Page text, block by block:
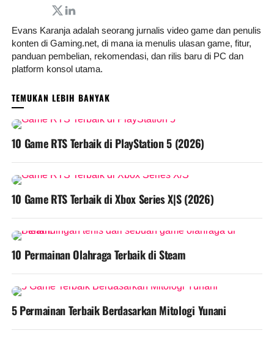
Evans Karanja adalah seorang jurnalis video game dan penulis
konten di Gaming.net, di mana ia menulis ulasan game, fitur,
panduan pembelian, rekomendasi, dan rilis baru di PC dan
platform konsol utama.
10 Game RTS Terbaik di PlayStation 5 (2026)
10 Game RTS Terbaik di Xbox Series X|S (2026)
10 Permainan Olahraga Terbaik di Steam
5 Permainan Terbaik Berdasarkan Mitologi Yunani